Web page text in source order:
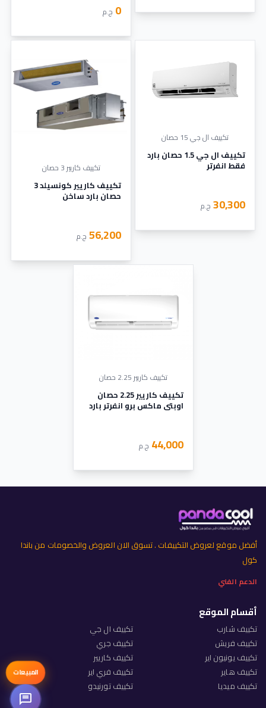
0 ج.م
تكييف ال جي 15 حصان
تكييف ال جي 1.5 حصان بارد
فقط انفرتر
30,300 ج.م
تكييف كاريير 3 حصان
تكييف كاريير كونسيلد 3
حصان بارد ساخن
56,200 ج.م
تكييف كاريير 2.25 حصان
تكييف كاريير 2.25 حصان
اوبتي ماكس برو انفرتر بارد
44,000 ج.م
أفضل موقع لعروض التكييفات . تسوق الان العروض والخصومات من باندا
كول
الدعم الفني
أقسام الموقع
تكييف شارب
تكييف ال جي
تكييف فريش
تكييف جري
تكييف يونيون اير
تكييف كاريير
تكييف هاير
تكييف فري اير
تكييف ميديا
تكييف تورنيدو
المبيعات